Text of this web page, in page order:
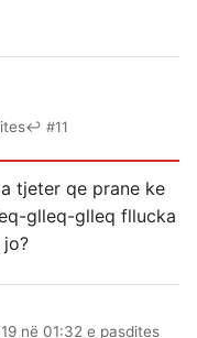
↩ #11
tjeter qe prane ke
glleq-glleq fllucka
në 01:32 e pasdites